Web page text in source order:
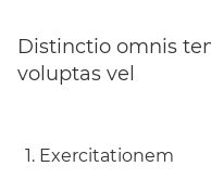
Distinctio omnis
voluptas vel
Exercitationem